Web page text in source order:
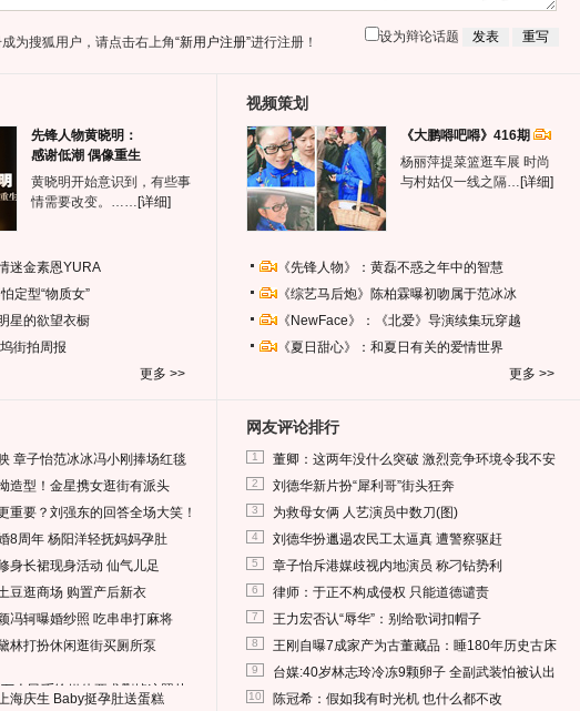
为搜狐用户，请点击右上角“新用户注册”进行注册！ 设为辩论话题
先锋人物黄晓明：
感谢低潮 偶像重生
黄晓明开始意识到，有些事
情需要改变。…… [详细]
迷金素恩YURA
定型“物质女”
星的欲望衣橱
街拍周报
更多 >>
视频策划
《大鹏嘚吧嘚》416期
杨丽萍提菜篮逛车展 时尚
与村姑仅一线之隔… [详细]
《先锋人物》：黄磊不惑之年中的智慧
《综艺马后炮》陈柏霖曝初吻属于范冰冰
《NewFace》：《北爱》导演续集玩穿越
《夏日甜心》：和夏日有关的爱情世界
更多 >>
章子怡范冰冰冯小刚捧场红毯
造型！金星携女逛街有派头
重要？刘强东的回答全场大笑！
8周年 杨阳洋轻抚妈妈孕肚
身长裙现身活动 仙气儿足
豆逛商场 购置产后新衣
冯轲曝婚纱照 吃串串打麻将
林打扮休闲逛街买厕所泵
人民币给媒体要求删掉这照片
海庆生 Baby挺孕肚送蛋糕
网友评论排行
1 董卿：这两年没什么突破 激烈竞争环境令我不安
2 刘德华新片扮“犀利哥”街头狂奔
3 为救母女俩 人艺演员中数刀(图)
4 刘德华扮邋遢农民工太逼真 遭警察驱赶
5 章子怡斥港媒歧视内地演员 称刁钻势利
6 律师：于正不构成侵权 只能道德谴责
7 王力宏否认“辱华”：别给歌词扣帽子
8 王刚自曝7成家产为古董藏品：睡180年历史古床
9 台媒:40岁林志玲冷冻9颗卵子 全副武装怕被认出
10 陈冠希：假如我有时光机 也什么都不改